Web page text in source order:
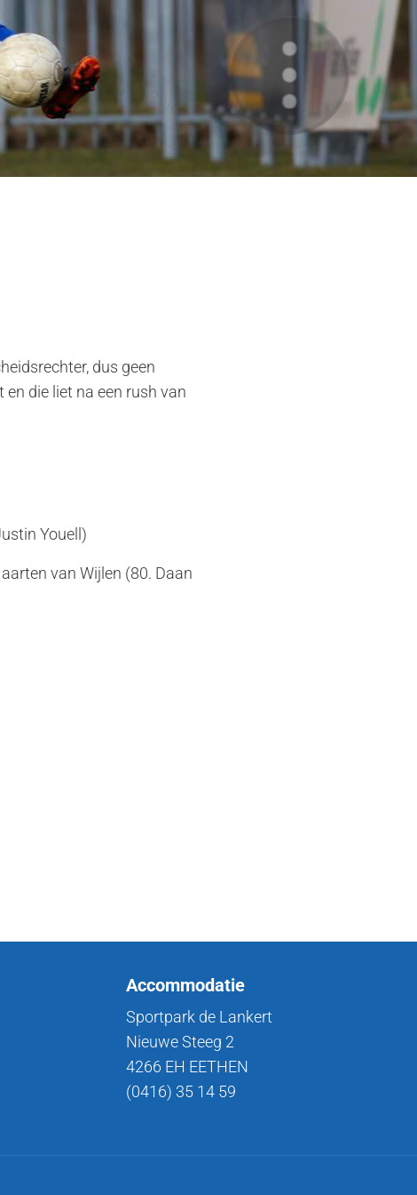
dus geen
die liet na een rush van
Youell)
van Wijlen (80. Daan
Accommodatie
Sportpark de Lankert
Nieuwe Steeg 2
4266 EH EETHEN
(0416) 35 14 59